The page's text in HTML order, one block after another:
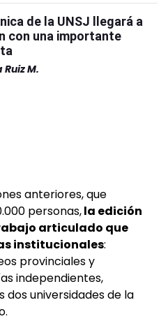
de la UNSJ llegará a
con una importante
Ruiz M.
anteriores, que
personas,la edición
articulado que
institucionales:
provinciales y
independientes,
universidades de la